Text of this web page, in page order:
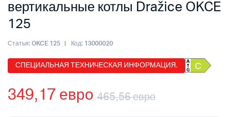
вертикальные котлы Dražice OKCE
125
Статья: OKCE 125 Код: 13000020
СПЕЦИАЛЬНАЯ ТЕХНИЧЕСКАЯ ИНФОРМАЦИЯ. С
465,56евро
349,17евро